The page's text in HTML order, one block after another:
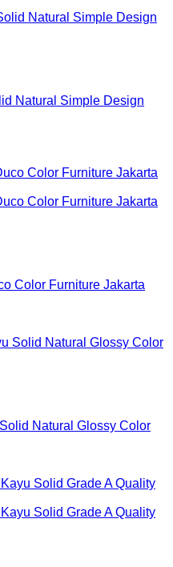
Natural Simple Design
Color Furniture Jakarta
Natural Glossy Color